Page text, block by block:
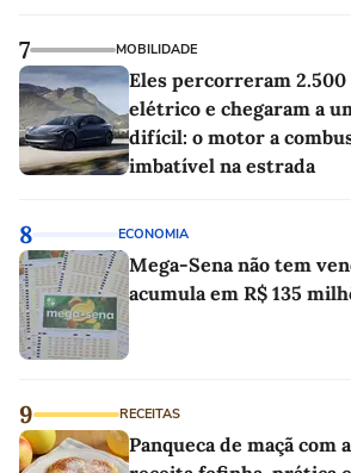
7 MOBILIDADE
Eles percorreram
elétrico e chegaram a
difícil: o motor a
imbatível na estrada
8 ECONOMIA
Mega-Sena não tem
acumula em R$ 135
9 RECEITAS
Panqueca de maçã com